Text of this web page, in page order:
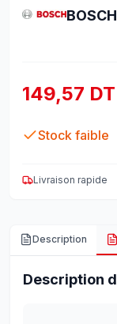
BOSCH
149,57 DT
Stock faible
Livraison rapide
Description
Description